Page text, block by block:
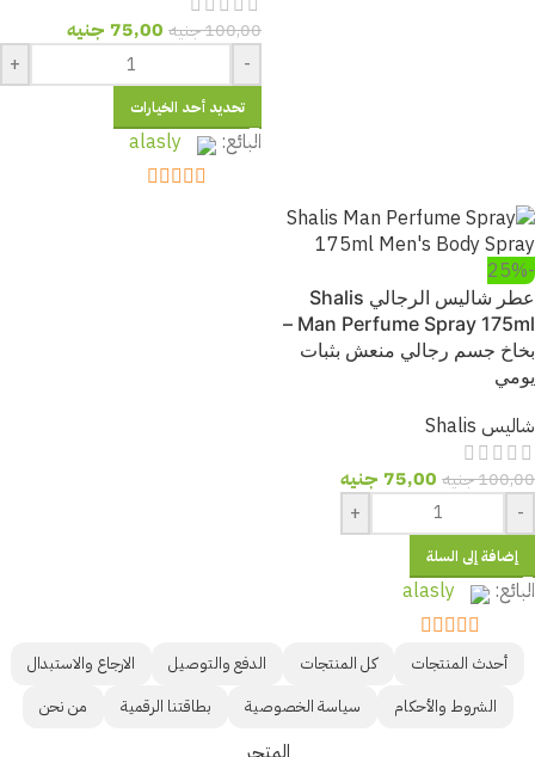
100,00جنيه 75,00 جنيه
-
+
تحديد أحد الخيارات
البائع: alasly
-25%
عطر شاليس الرجالي Shalis
Man Perfume Spray 175ml –
بخاخ جسم رجالي منعش بثبات
يومي
شاليس Shalis
100,00جنيه 75,00 جنيه
-
+
إضافة إلى السلة
البائع: alasly
أحدث المنتجات كل المنتجات الدفع والتوصيل
الارجاع والاستبدال
الشروط والأحكام
سياسة الخصوصية بطاقتنا الرقمية من نحن